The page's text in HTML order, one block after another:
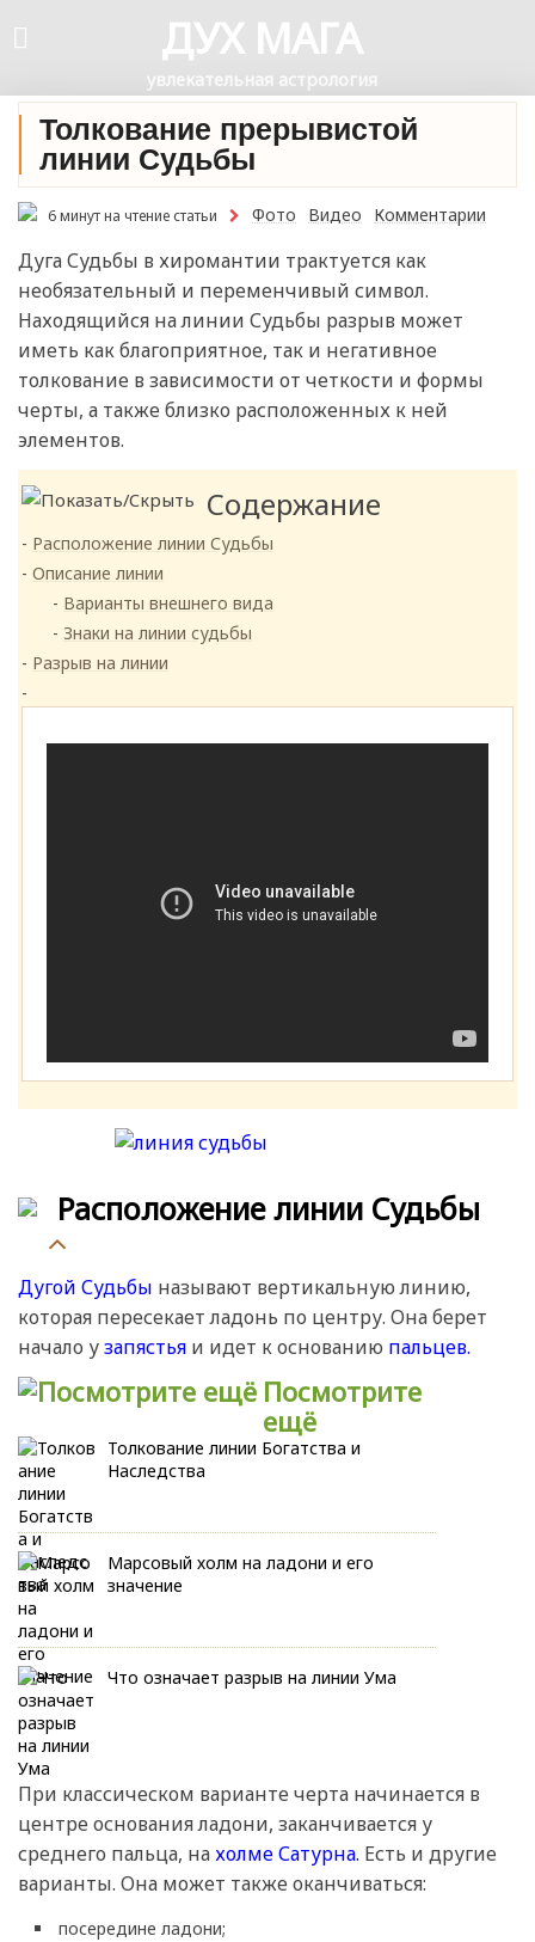
ДУХ МАГА
увлекательная астрология
Толкование прерывистой
линии Судьбы
6 минут на чтение статьи Фото Видео Комментарии
Дуга Судьбы в хиромантии трактуется как
необязательный и переменчивый символ.
Находящийся на линии Судьбы разрыв может
иметь как благоприятное, так и негативное
толкование в зависимости от четкости и формы
черты, а также близко расположенных к ней
элементов.
Содержание
Расположение линии Судьбы
Описание линии
Варианты внешнего вида
Знаки на линии судьбы
Разрыв на линии
Расположение линии Судьбы
Дугой Судьбы называют вертикальную линию,
которая пересекает ладонь по центру. Она берет
начало узапястья и идет к основанию пальцев.
Посмотрите
ещё
Толкование линии Богатства и
Наследства
Марсовый холм на ладони и его
значение
Что означает разрыв на линии Ума
При классическом варианте черта начинается в
центре основания ладони, заканчивается у
среднего пальца, нахолме Сатурна. Есть и другие
варианты. Она может также оканчиваться:
посередине ладони;